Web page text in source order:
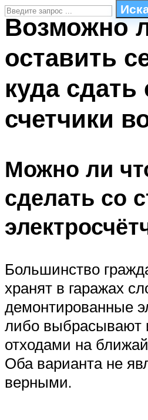
ПЛАВАНЬЕ ДЛЯ ДЕТЕЙ
БАССЕЙН ДЛЯ ДОМА
Возможно
оставить
куда
счетчики
Можно ли
сделать со
Большинство
хранят в гаражах
демонтированные
либо выбрасывают
отходами на
Оба варианта не
верными.